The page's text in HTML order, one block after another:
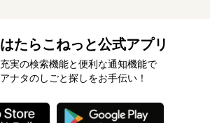
はたらこねっと公式アプリ
充実の検索機能と便利な通知機能で
アナタのしごと探しをお手伝い！